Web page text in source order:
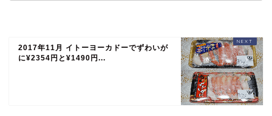
2017年11月 イトーヨーカドーでずわいが
に¥2354円と¥1490円...